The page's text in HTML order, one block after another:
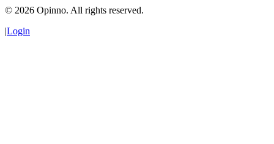
© 2026 Opinno. All rights reserved.
|Login